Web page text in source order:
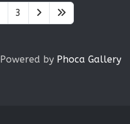
3
Powered by Phoca Gallery